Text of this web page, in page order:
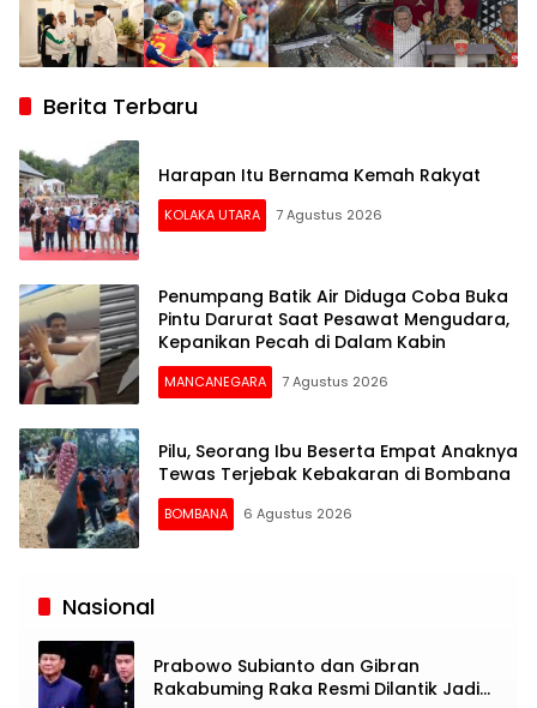
Berita Terbaru
Harapan Itu Bernama Kemah Rakyat
KOLAKA UTARA 7 Agustus 2026
Penumpang Batik Air Diduga Coba Buka
Pintu Darurat Saat Pesawat Mengudara,
Kepanikan Pecah di Dalam Kabin
MANCANEGARA 7 Agustus 2026
Pilu, Seorang Ibu Beserta Empat Anaknya
Tewas Terjebak Kebakaran di Bombana
BOMBANA 6 Agustus 2026
Siaran
Nasional
Prabowo Subianto dan Gibran
Rakabuming Raka Resmi Dilantik Jadi